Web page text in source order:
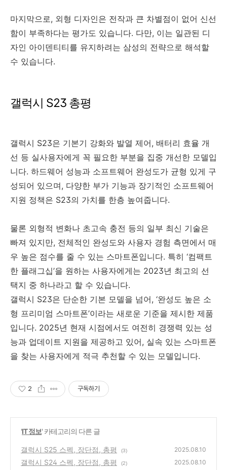
마지막으로, 외형 디자인은 전작과 큰 차별점이 없어 신선
함이 부족하다는 평가도 있습니다. 다만, 이는 일관된 디
자인 아이덴티티를 유지하려는 삼성의 전략으로 해석할
수 있습니다.
갤럭시 S23 총평
갤럭시 S23은 기본기 강화와 발열 제어, 배터리 효율 개
선 등 실사용자에게 꼭 필요한 부분을 집중 개선한 모델입
니다. 하드웨어 성능과 소프트웨어 완성도가 균형 있게 구
성되어 있으며, 다양한 부가 기능과 장기적인 소프트웨어
지원 정책은 S23의 가치를 한층 높여줍니다.
물론 외형적 변화나 초고속 충전 등의 일부 최신 기술은
빠져 있지만, 전체적인 완성도와 사용자 경험 측면에서 매
우 높은 점수를 줄 수 있는 스마트폰입니다. 특히 ‘컴팩트
한 플래그십’을 원하는 사용자에게는 2023년 최고의 선
택지 중 하나라고 할 수 있습니다.
갤럭시 S23은 단순한 기본 모델을 넘어, ‘완성도 높은 소
형 프리미엄 스마트폰’이라는 새로운 기준을 제시한 제품
입니다. 2025년 현재 시점에서도 여전히 경쟁력 있는 성
능과 업데이트 지원을 제공하고 있어, 실속 있는 스마트폰
을 찾는 사용자에게 적극 추천할 수 있는 모델입니다.
2 구독하기
'IT 정보' 카테고리의 다른 글
갤럭시 S25 스펙, 장단점, 총평 (3) 2025.08.10
갤럭시 S24 스펙, 장단점, 총평 (2) 2025.08.10